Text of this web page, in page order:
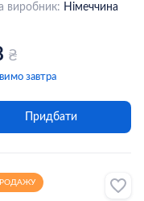
виробник: Німеччина
₴
завтра
Придбати